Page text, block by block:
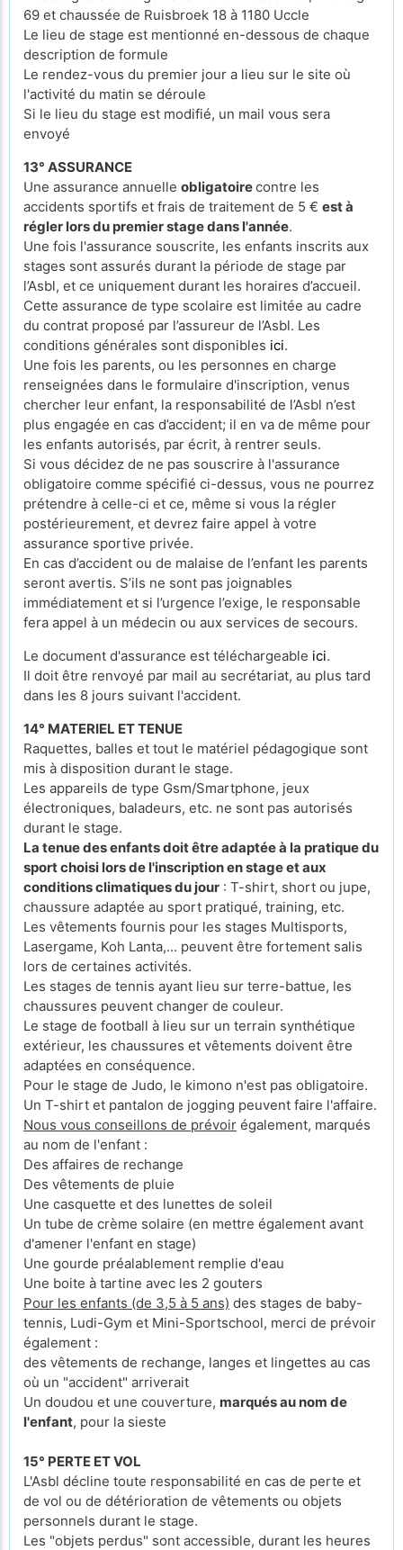
69 et chaussée de Ruisbroek 18 à 1180 Uccle
Le lieu de stage est mentionné en-dessous de chaque
description de formule
Le rendez-vous du premier jour a lieu sur le site où
l'activité du matin se déroule
Si le lieu du stage est modifié, un mail vous sera
envoyé
13° ASSURANCE
Une assurance annuelle obligatoirecontre les
accidents sportifs et frais de traitement de 5 € est à
régler lors du premier stage dans l'année.
Une fois l'assurance souscrite, les enfants inscrits aux
stages sont assurés durant la période de stage par
l’Asbl, et ce uniquement durant les horaires d’accueil.
Cette assurance de type scolaire est limitée au cadre
du contrat proposé par l’assureur de l’Asbl. Les
conditions générales sont disponibles ici.
Une fois les parents, ou les personnes en charge
renseignées dans le formulaire d'inscription, venus
chercher leur enfant, la responsabilité de l’Asbl n’est
plus engagée en cas d’accident; il en va de même pour
les enfants autorisés, par écrit, à rentrer seuls.
Si vous décidez de ne pas souscrire à l'assurance
obligatoire comme spécifié ci-dessus, vous ne pourrez
prétendre à celle-ci et ce, même si vous la régler
postérieurement, et devrez faire appel à votre
assurance sportive privée.
En cas d’accident ou de malaise de l’enfant les parents
seront avertis. S’ils ne sont pas joignables
immédiatement et si l’urgence l’exige, le responsable
fera appel à un médecin ou aux services de secours.
Le document d'assurance est téléchargeable ici.
Il doit être renvoyé par mail au secrétariat, au plus tard
dans les 8 jours suivant l'accident.
14° MATERIEL ET TENUE
Raquettes, balles et tout le matériel pédagogique sont
mis à disposition durant le stage.
Les appareils de type Gsm/Smartphone, jeux
électroniques, baladeurs, etc. ne sont pas autorisés
durant le stage.
La tenue des enfants doit être adaptée à la pratique du
sport choisi lors de l'inscription en stage et aux
conditions climatiques du jour : T-shirt, short ou jupe,
chaussure adaptée au sport pratiqué, training, etc.
Les vêtements fournis pour les stages Multisports,
Lasergame, Koh Lanta,... peuvent être fortement salis
lors de certaines activités.
Les stages de tennis ayant lieu sur terre-battue, les
chaussures peuvent changer de couleur.
Le stage de football à lieu sur un terrain synthétique
extérieur, les chaussures et vêtements doivent être
adaptées en conséquence.
Pour le stage de Judo, le kimono n'est pas obligatoire.
Un T-shirt et pantalon de jogging peuvent faire l'affaire.
Nous vous conseillons de prévoir également, marqués
au nom de l'enfant :
Des affaires de rechange
Des vêtements de pluie
Une casquette et des lunettes de soleil
Un tube de crème solaire (en mettre également avant
d'amener l'enfant en stage)
Une gourde préalablement remplie d'eau
Une boite à tartine avec les 2 gouters
Pour les enfants (de 3,5 à 5 ans) des stages de baby-
tennis, Ludi-Gym et Mini-Sportschool, merci de prévoir
également :
des vêtements de rechange, langes et lingettes au cas
où un "accident" arriverait
Un doudou et une couverture, marqués au nom de
l'enfant, pour la sieste
15° PERTE ET VOL
L'Asbl décline toute responsabilité en cas de perte et
de vol ou de détérioration de vêtements ou objets
personnels durant le stage.
Les "objets perdus" sont accessible, durant les heures